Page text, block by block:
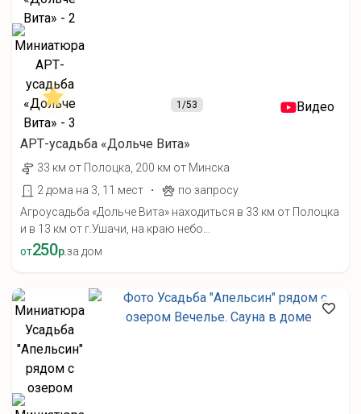
1/53 Видео
АРТ-усадьба «Дольче Вита»
33 км от Полоцка, 200 км от Минска
2 дома на 3, 11 мест
·
по запросу
Агроусадьба «Дольче Вита» находиться в 33 км от Полоцка
и в 13 км от г.Ушачи, на краю небо...
от250р.за дом